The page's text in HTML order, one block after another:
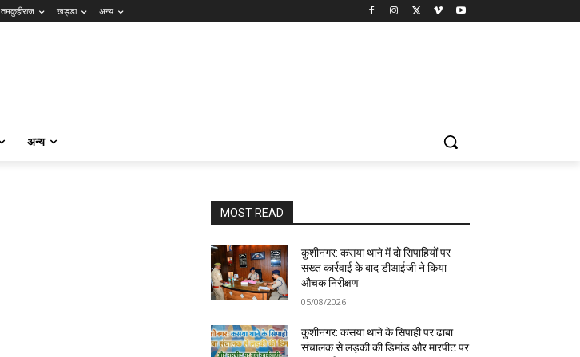
तमकुहीराज खड्डा अन्य
अन्य
MOST READ
कुशीनगर: कसया थाने में दो सिपाहियों पर
सख्त कार्रवाई के बाद डीआईजी ने किया
औचक निरीक्षण
05/08/2026
कुशीनगर: कसया थाने के सिपाही पर ढाबा
संचालक से लड़की की डिमांड और मारपीट पर